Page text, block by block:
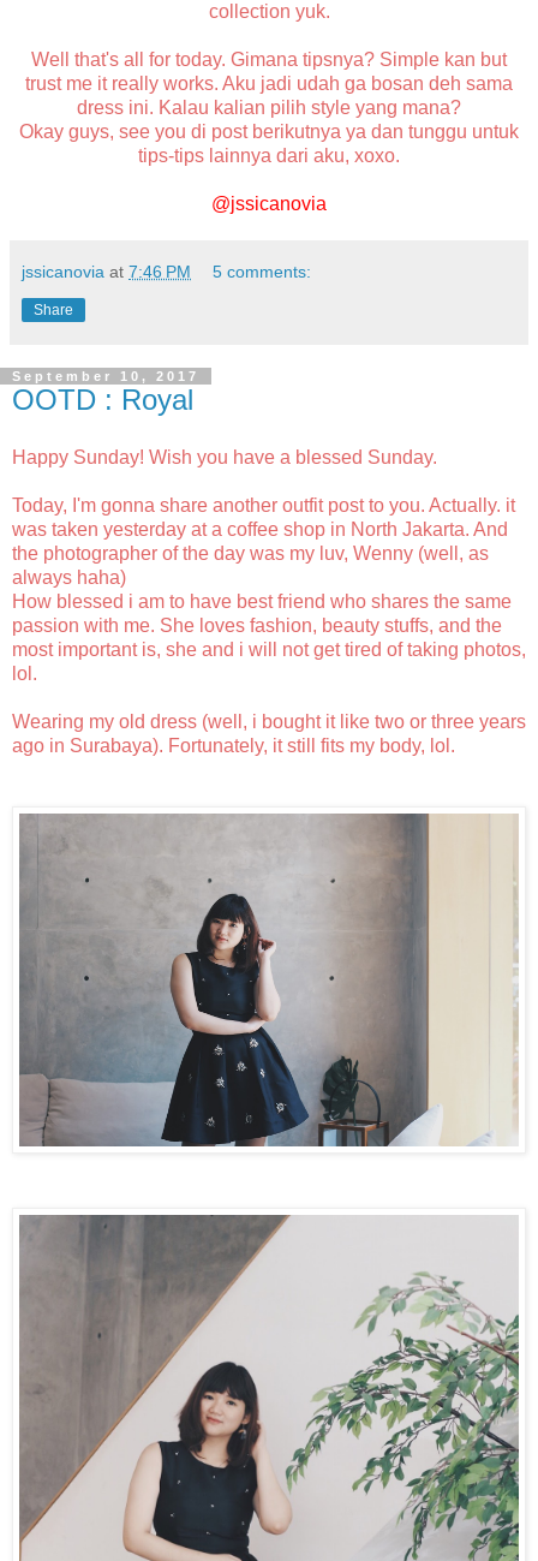
collection yuk.
Well that's all for today. Gimana tipsnya? Simple kan but
trust me it really works. Aku jadi udah ga bosan deh sama
dress ini. Kalau kalian pilih style yang mana?
Okay guys, see you di post berikutnya ya dan tunggu untuk
tips-tips lainnya dari aku, xoxo.
@jssicanovia
jssicanovia at 7:46 PM 5 comments:
Share
September 10, 2017
OOTD : Royal
Happy Sunday! Wish you have a blessed Sunday.
Today, I'm gonna share another outfit post to you. Actually. it
was taken yesterday at a coffee shop in North Jakarta. And
the photographer of the day was my luv, Wenny (well, as
always haha)
How blessed i am to have best friend who shares the same
passion with me. She loves fashion, beauty stuffs, and the
most important is, she and i will not get tired of taking photos,
lol.
Wearing my old dress (well, i bought it like two or three years
ago in Surabaya). Fortunately, it still fits my body, lol.